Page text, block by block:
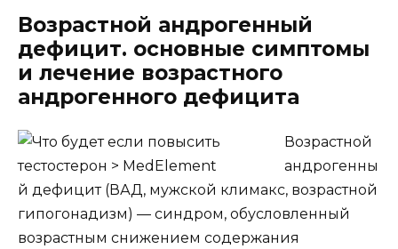
Возрастной андрогенный
дефицит. основные симптомы
и лечение возрастного
андрогенного дефицита
Возрастной
андрогенны
й дефицит(ВАД, мужской климакс, возрастной
гипогонадизм) — синдром, обусловленный
возрастным снижением содержания